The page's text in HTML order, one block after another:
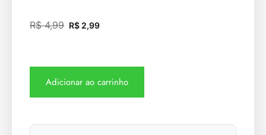
R$4,99 R$ 2,99
Adicionar ao carrinho